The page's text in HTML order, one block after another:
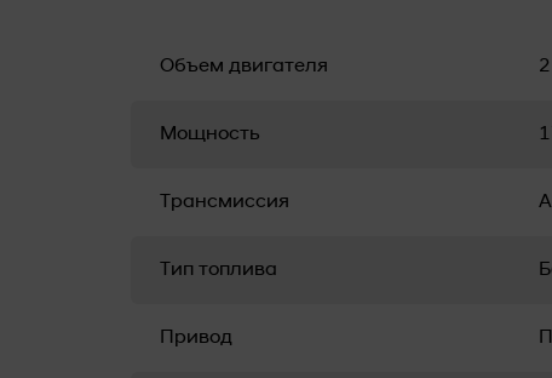
Объем двигателя
Мощность
Трансмиссия
Тип топлива
Привод